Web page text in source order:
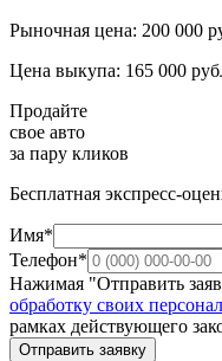
Рыночная цена: 200 000
Цена выкупа: 165 000
Продайте
свое авто
за пару кликов
Бесплатная экспресс-
Имя*
Телефон*
Нажимая "Отправить
обработку своих
рамках действующего
Отправить заявку